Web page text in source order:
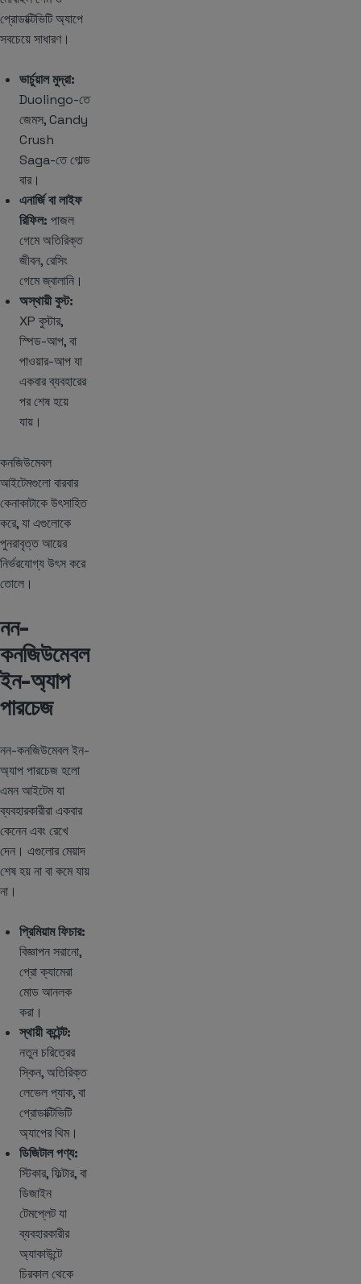
প্রোডাক্টিভিটি অ্যাপে
সবচেয়ে সাধারণ।
ভার্চুয়াল মুদ্রা:
Duolingo-তে
জেমস, Candy
Crush
Saga-তে গোল্ড
বার।
এনার্জি বা লাইফ
রিফিল: পাজল
গেমে অতিরিক্ত
জীবন, রেসিং
গেমে জ্বালানি।
অস্থায়ী বুস্ট:
XP বুস্টার,
স্পিড-আপ, বা
পাওয়ার-আপ যা
একবার ব্যবহারের
পর শেষ হয়ে
যায়।
কনজিউমেবল
আইটেমগুলো বারবার
কেনাকাটাকে উৎসাহিত
করে, যা এগুলোকে
পুনরাবৃত্ত আয়ের
নির্ভরযোগ্য উৎস করে
তোলে।
নন-
কনজিউমেবল
ইন-অ্যাপ
পারচেজ
নন-কনজিউমেবল ইন-
অ্যাপ পারচেজ হলো
এমন আইটেম যা
ব্যবহারকারীরা একবার
কেনেন এবং রেখে
দেন। এগুলোর মেয়াদ
শেষ হয় না বা কমে যায়
না।
প্রিমিয়াম ফিচার:
বিজ্ঞাপন সরানো,
প্রো ক্যামেরা
মোড আনলক
করা।
স্থায়ী কন্টেন্ট:
নতুন চরিত্রের
স্কিন, অতিরিক্ত
লেভেল প্যাক, বা
প্রোডাক্টিভিটি
অ্যাপের থিম।
ডিজিটাল পণ্য:
স্টিকার, ফিল্টার, বা
ডিজাইন
টেমপ্লেট যা
ব্যবহারকারীর
অ্যাকাউন্টে
চিরকাল থেকে